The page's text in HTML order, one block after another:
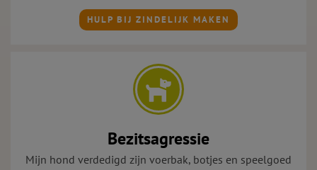
HULP BIJ ZINDELIJK MAKEN
Bezitsagressie
Mijn hond verdedigd zijn voerbak, botjes en speelgoed